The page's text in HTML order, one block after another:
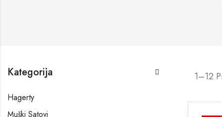
1–12
Kategorija
Hagerty
Muški Satovi